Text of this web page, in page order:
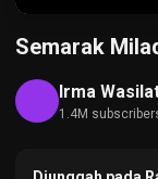
Semarak
Irma
1.4M